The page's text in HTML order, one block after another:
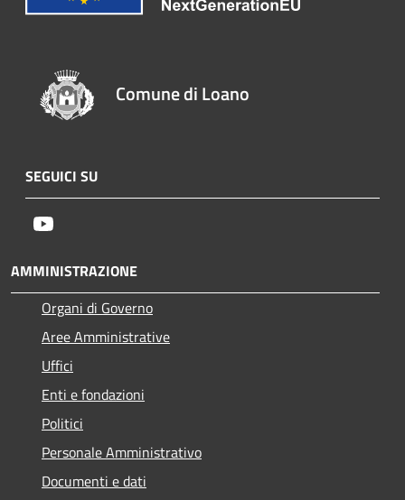
Comune di Loano
SEGUICI SU
AMMINISTRAZIONE
Organi di Governo
Aree Amministrative
Uffici
Enti e fondazioni
Politici
Personale Amministrativo
Documenti e dati